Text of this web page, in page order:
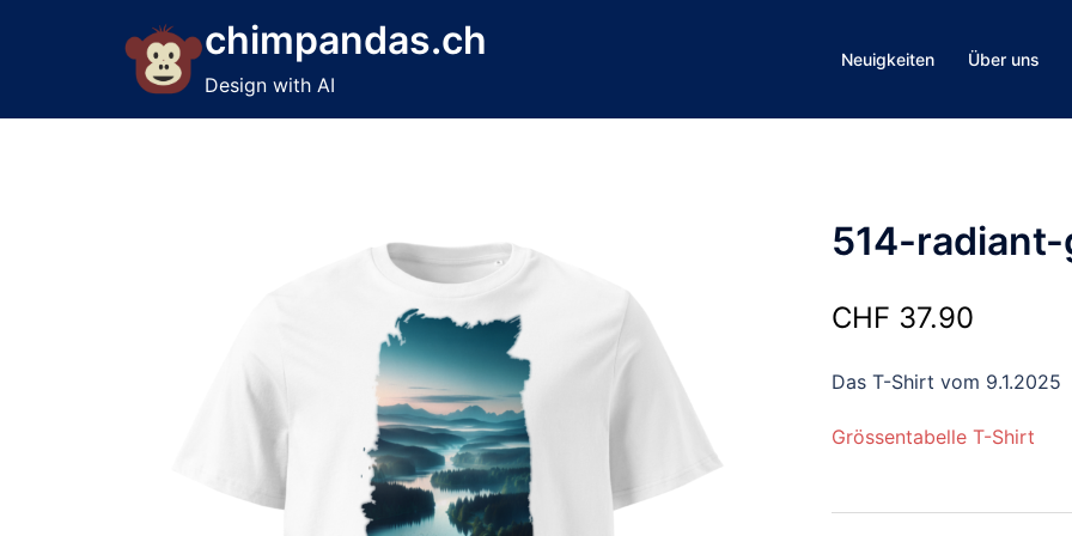
chimpandas.ch
Design with AI
Neuigkeiten Über uns
514-
CHF 37.90
Das T-Shirt vom 9.1.2025
Grössentabelle T-Shirt